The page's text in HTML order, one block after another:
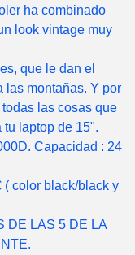
ha combinado
look vintage muy
que le dan el
las montañas. Y por
las cosas que
laptop de 15".
Capacidad : 24
( color black/black y
DE LAS 5 DE LA